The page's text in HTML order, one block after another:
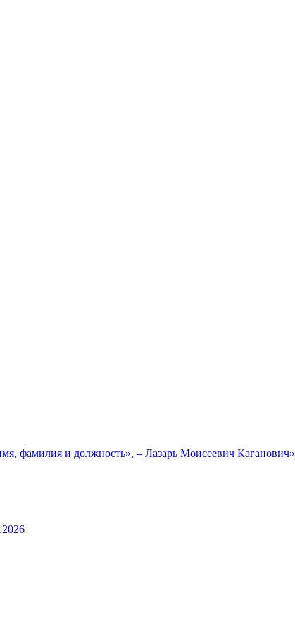
фамилия и должность», – Лазарь Моисеевич Каганович»